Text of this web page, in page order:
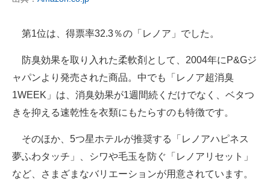
第1位は、得票率32.3％の「レノア」でした。
防臭効果を取り入れた柔軟剤として、2004年にP&Gジ
ャパンより発売された商品。中でも「レノア超消臭
1WEEK」は、消臭効果が1週間続くだけでなく、ベタつ
きを抑える速乾性を衣類にもたらすのも特徴です。
そのほか、5つ星ホテルが推奨する「レノアハピネス
夢ふわタッチ」、シワや毛玉を防ぐ「レノアリセット」
など、さまざまなバリエーションが用意されています。